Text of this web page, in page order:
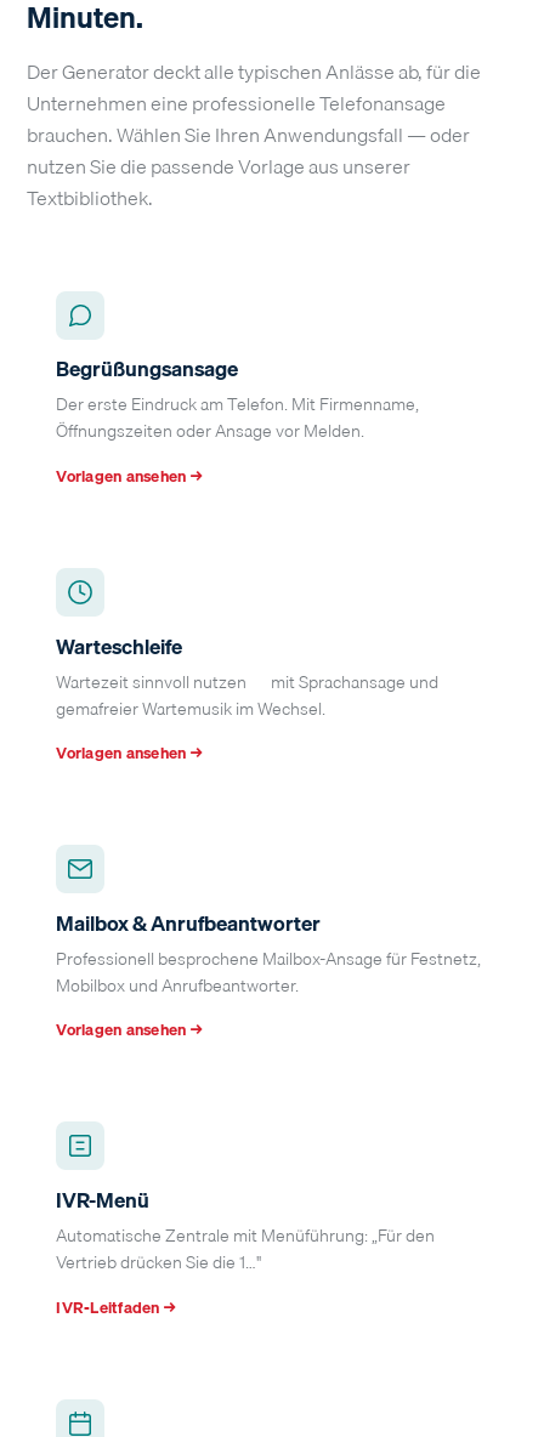
Minuten.
Der Generator deckt alle typischen Anlässe ab, für die
Unternehmen eine professionelle Telefonansage
brauchen. Wählen Sie Ihren Anwendungsfall — oder
nutzen Sie die passende Vorlage aus unserer
Textbibliothek.
Begrüßungsansage
Der erste Eindruck am Telefon. Mit Firmenname,
Öffnungszeiten oder Ansage vor Melden.
Vorlagen ansehen →
Warteschleife
Wartezeit sinnvoll nutzen — mit Sprachansage und
gemafreier Wartemusik im Wechsel.
Vorlagen ansehen →
Mailbox & Anrufbeantworter
Professionell besprochene Mailbox-Ansage für Festnetz,
Mobilbox und Anrufbeantworter.
Vorlagen ansehen →
IVR-Menü
Automatische Zentrale mit Menüführung: „Für den
Vertrieb drücken Sie die 1…"
IVR-Leitfaden →